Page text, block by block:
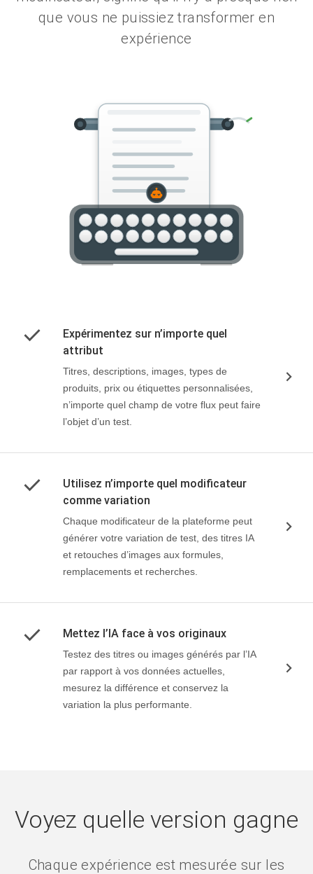
que vous ne puissiez transformer en
expérience
Expérimentez sur n’importe quel
attribut
Titres, descriptions, images, types de
produits, prix ou étiquettes personnalisées,
n’importe quel champ de votre flux peut faire
l’objet d’un test.
Utilisez n’importe quel modificateur
comme variation
Chaque modificateur de la plateforme peut
générer votre variation de test, des titres IA
et retouches d’images aux formules,
remplacements et recherches.
Mettez l’IA face à vos originaux
Testez des titres ou images générés par l’IA
par rapport à vos données actuelles,
mesurez la différence et conservez la
variation la plus performante.
Voyez quelle version gagne
Chaque expérience est mesurée sur les